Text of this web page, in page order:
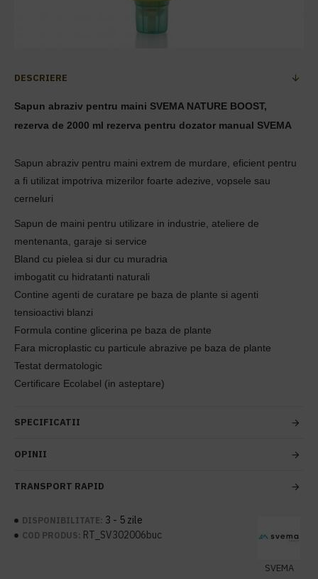
DESCRIERE
Sapun abraziv pentru maini SVEMA NATURE BOOST,
rezerva de 2000 ml rezerva pentru dozator manual SVEMA
Sapun abraziv pentru maini extrem de murdare, eficient pentru
a fi utilizat impotriva mizerilor foarte adezive, vopsele sau
cerneluri
Sapun de maini pentru utilizare in industrie, ateliere de
mentenanta, garaje si service
Bland cu pielea si dur cu muradria
imbogatit cu hidratanti naturali
Contine agenti de curatare pe baza de plante si agenti
tensioactivi blanzi
Formula contine glicerina pe baza de plante
Fara microplastic cu particule abrazive pe baza de plante
Testat dermatologic
Certificare Ecolabel (in asteptare)
SPECIFICATII
OPINII
TRANSPORT RAPID
DISPONIBILITATE: 3 - 5 zile
COD PRODUS: RT_SV302006buc
SVEMA